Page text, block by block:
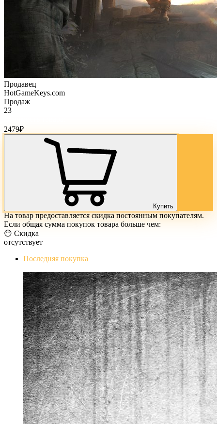
Продавец
HotGameKeys.com
Продаж
23
2479₽
Купить
На товар предоставляется скидка постоянным покупателям.
Если общая сумма покупок товара больше чем:
😶 Скидка
отсутствует
Последняя покупка